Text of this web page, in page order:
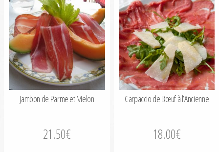
Jambon de Parme et Melon
21.50€
Carpaccio de Bœuf à l’Ancienne
18.00€